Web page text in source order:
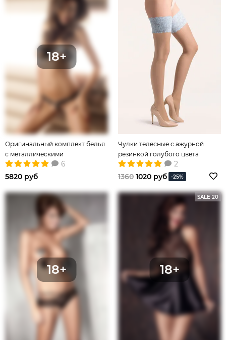
Оригинальный комплект белья
с металлическими
«подковками»
6
5820 руб
Чулки телесные с ажурной
резинкой голубого цвета
2
1360 1020 руб -25%
SALE 20